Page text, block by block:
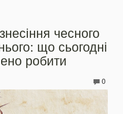
чесного
що сьогодні
робити
0